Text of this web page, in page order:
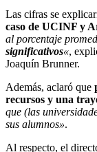
Las cifras se
caso de UCINF y
al porcentaje
significativos«,
Joaquín Brunner.
Además, aclaró que
recursos y una
que (las
sus alumnos».
Al respecto, el